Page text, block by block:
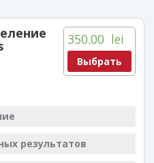
350.00 lei
Выбрать
результатов